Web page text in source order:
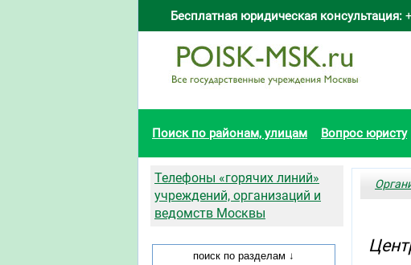
Бесплатная юридическая консультация:
Поиск по районам, улицам Вопрос юристу
Телефоны «горячих линий»
учреждений, организаций и
ведомств Москвы